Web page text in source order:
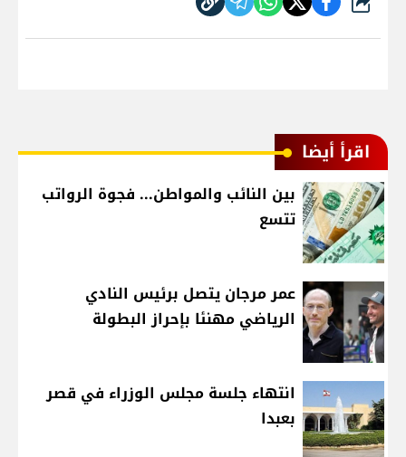
شارك
اقرأ أيضا
بين النائب والمواطن... فجوة الرواتب
تتسع
عمر مرجان يتصل برئيس النادي
الرياضي مهنئا بإحراز البطولة
انتهاء جلسة مجلس الوزراء في قصر
بعبدا